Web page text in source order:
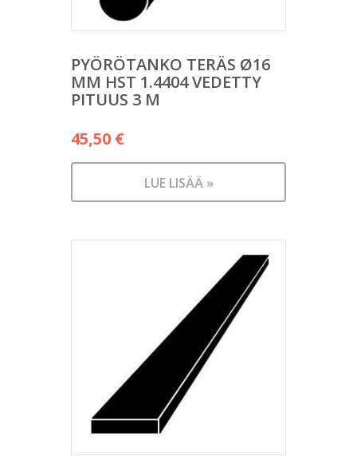
PYÖRÖTANKO TERÄS Ø16
MM HST 1.4404 VEDETTY
PITUUS 3 M
45,50 €
LUE LISÄÄ »